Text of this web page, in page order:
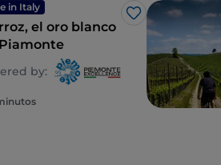
in Italy
Me gusta
el oro blanco
by: